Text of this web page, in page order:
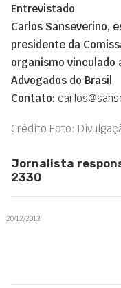
Entrevistado
Carlos Sanseverino,
presidente da
organismo vinculado
Advogados do Brasil
Contato:
Crédito Foto:
Jornalista
2330
20/12/2013